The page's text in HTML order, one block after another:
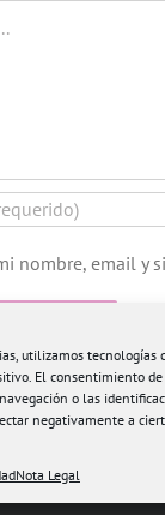
utilizamos tecnologías
El consentimiento
o las
negativamente a
Nota Legal
nombre, email y